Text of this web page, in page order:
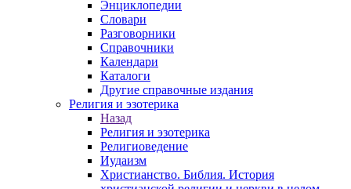
Энциклопедии
Словари
Разговорники
Справочники
Календари
Каталоги
Другие справочные издания
Религия и эзотерика
Назад
Религия и эзотерика
Религиоведение
Иудаизм
Христианство. Библия. История